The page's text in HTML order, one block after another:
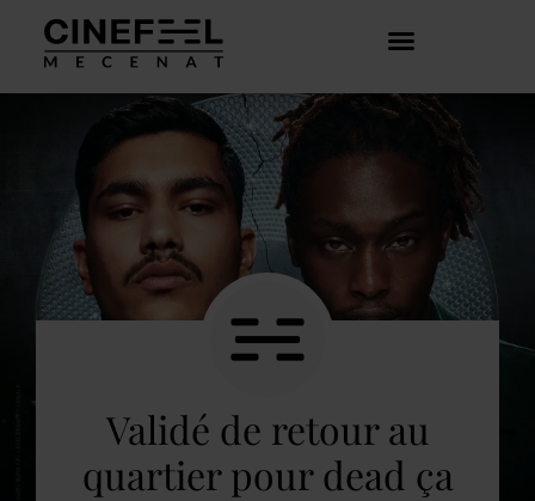
Validé de retour au
quartier pour dead ça